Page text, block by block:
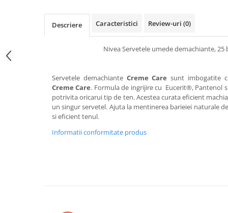
Înălbitor și îndepărtare pete
întreținere țesături
Odorizanți cameră
Descriere Caracteristici Review-uri (0)
Nivea Servetele umede demachiante, 25
Servetele demachiante Creme Care sunt imbogatite
Creme Care. Formula de ingrijire cu Eucerit®, Pantenol
potrivita oricarui tip de ten. Acestea curata eficient
un singur servetel. Ajuta la mentinerea barieiei naturale
si eficient tenul.
Informatii conformitate produs